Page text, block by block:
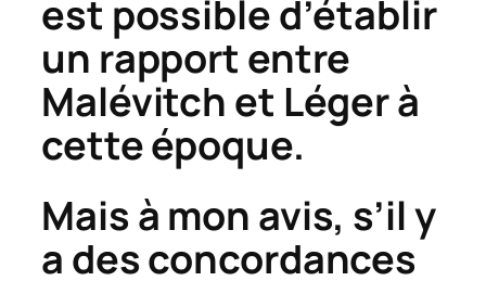
est possible d’établir
un rapport entre
Malévitch et Léger à
cette époque.
Mais à mon avis, s’il y
a des concordances